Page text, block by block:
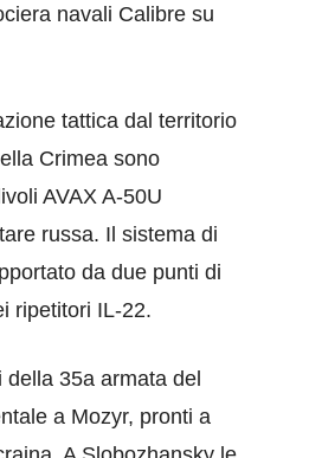
navali Calibre su
tattica dal territorio
Crimea sono
AVAX A-50U
russa. Il sistema di
da due punti di
ripetitori IL-22.
35a armata del
a Mozyr, pronti a